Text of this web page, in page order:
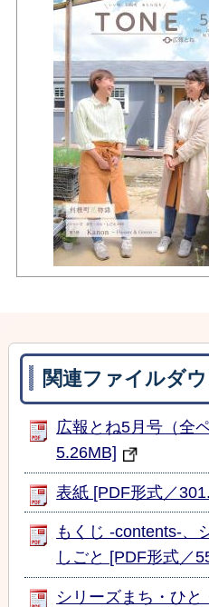
関連ファイルダ
広報とね5月号（全
5.26MB]
表紙 [PDF形式／
もくじ -contents-、
しごと [PDF形式／
シリーズまち・ひと